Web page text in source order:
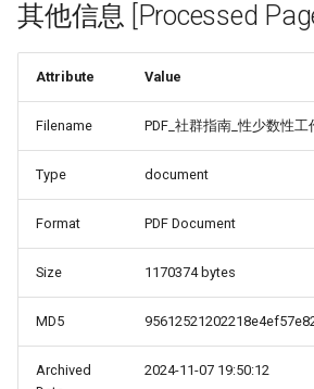
其他信息 [Processed
Attribute Value
Filename PDF_社群指南_性少数性
Type document
Format PDF Document
Size 1170374 bytes
MD5
Archived
2024-11-07 19:50:12